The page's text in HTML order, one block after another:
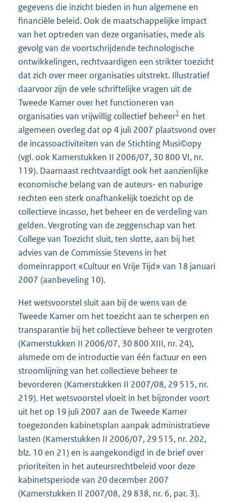
gegevens die inzicht bieden in hun algemene en
financiële beleid. Ook de maatschappelijke impact
van het optreden van deze organisaties, mede als
gevolg van de voortschrijdende technologische
ontwikkelingen, rechtvaardigen een strikter toezicht
dat zich over meer organisaties uitstrekt. Illustratief
daarvoor zijn de vele schriftelijke vragen uit de
Tweede Kamer over het functioneren van
organisaties van vrijwillig collectief beheer1 en het
algemeen overleg dat op 4 juli 2007 plaatsvond over
de incassoactiviteiten van de Stichting Musi©opy
(vgl. ook Kamerstukken II 2006/07, 30 800 VI, nr.
119). Daarnaast rechtvaardigt ook het aanzienlijke
economische belang van de auteurs- en naburige
rechten een sterk onafhankelijk toezicht op de
collectieve incasso, het beheer en de verdeling van
gelden. Vergroting van de zeggenschap van het
College van Toezicht sluit, ten slotte, aan bij het
advies van de Commissie Stevens in het
domeinrapport «Cultuur en Vrije Tijd» van 18 januari
2007 (aanbeveling 10).
Het wetsvoorstel sluit aan bij de wens van de
Tweede Kamer om het toezicht aan te scherpen en
transparantie bij het collectieve beheer te vergroten
(Kamerstukken II 2006/07, 30 800 XIII, nr. 24),
alsmede om de introductie van één factuur en een
stroomlijning van het collectieve beheer te
bevorderen (Kamerstukken II 2007/08, 29 515, nr.
219). Het wetsvoorstel vloeit in het bijzonder voort
uit het op 19 juli 2007 aan de Tweede Kamer
toegezonden kabinetsplan aanpak administratieve
lasten (Kamerstukken II 2006/07, 29 515, nr. 202,
blz. 10 en 21) en is aangekondigd in de brief over
prioriteiten in het auteursrechtbeleid voor deze
kabinetsperiode van 20 december 2007
(Kamerstukken II 2007/08, 29 838, nr. 6, par. 3).